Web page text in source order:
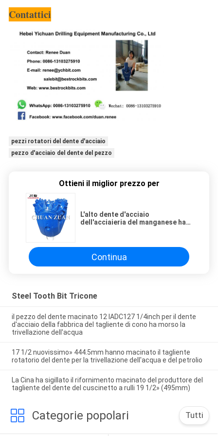
Contattici
pezzi rotatori del dente d'acciaio
pezzo d'acciaio del dente del pezzo
Ottieni il miglior prezzo per
L'alto dente d'acciaio
dell'acciaieria del manganese ha
Continua
Steel Tooth Bit Tricone
il pezzo del dente macinato 12 IADC127 1/4inch per il dente
d'acciaio della fabbrica del tagliente di cono ha morso la
trivellazione dell'acqua
17 1/2 nuovissimo» 444.5mm hanno macinato il tagliente
rotatorio del dente per la trivellazione dell'acqua e del petrolio
La Cina ha sigillato il rifornimento macinato del produttore del
tagliente del dente del cuscinetto a rulli 19 1/2» (495mm)
Categorie popolari Tutti